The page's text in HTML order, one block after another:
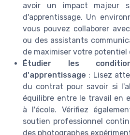
avoir un impact majeur
d'apprentissage. Un
vous pouvez collaborer
ou des assistants
de maximiser votre potentiel
Étudier les
d'apprentissage : Lisez
du contrat pour savoir si
équilibre entre le travail en
à l'école. Vérifiez
soutien professionnel
des photographes